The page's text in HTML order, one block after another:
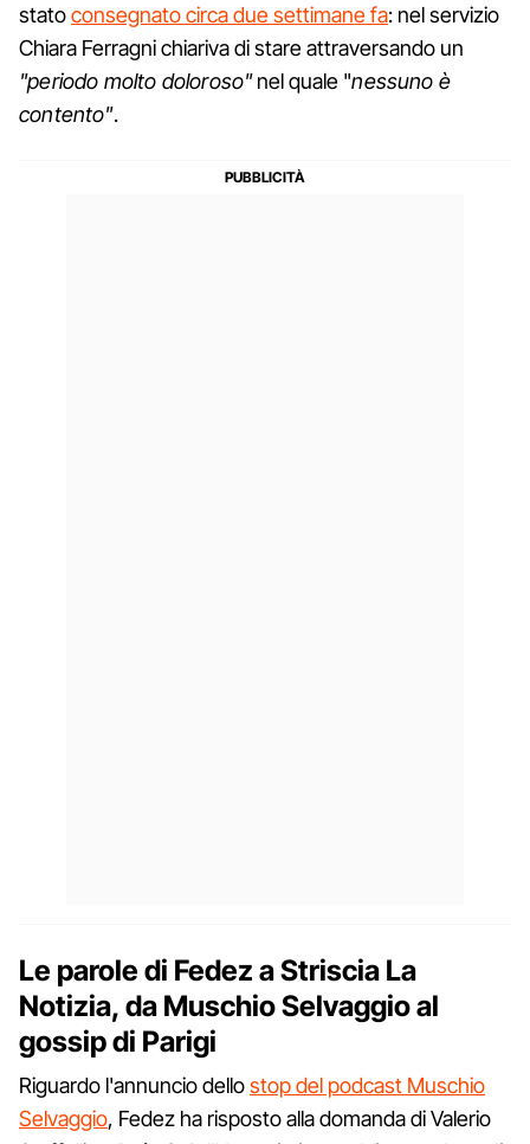
statoconsegnato circa due settimane fa: nel servizio
Chiara Ferragni chiariva di stare attraversando un
"periodo molto doloroso"nel quale "nessuno è
contento".
Le parole di Fedez a Striscia La
Notizia, da Muschio Selvaggio al
gossip di Parigi
Riguardo l'annuncio dellostop del podcast Muschio
Selvaggio, Fedez ha risposto alla domanda di Valerio